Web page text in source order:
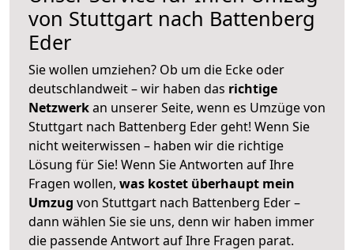
von Stuttgart nach Battenberg
Eder
Sie wollen umziehen? Ob um die Ecke oder
deutschlandweit – wir haben das richtige
Netzwerkan unserer Seite, wenn es Umzüge von
Stuttgart nach Battenberg Eder geht! Wenn Sie
nicht weiterwissen – haben wir die richtige
Lösung für Sie! Wenn Sie Antworten auf Ihre
Fragen wollen, was kostet überhaupt mein
Umzug von Stuttgart nach Battenberg Eder –
dann wählen Sie sie uns, denn wir haben immer
die passende Antwort auf Ihre Fragen parat.